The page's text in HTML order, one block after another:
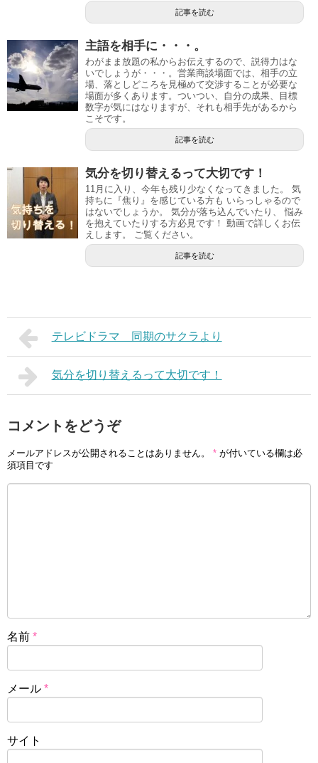
記事を読む
主語を相手に・・・。
わがまま放題の私からお伝えするので、説得力はな
いでしょうが・・・。営業商談場面では、相手の立
場、落としどころを見極めて交渉することが必要な
場面が多くあります。ついつい、自分の成果、目標
数字が気にはなりますが、それも相手先があるから
こそです。
記事を読む
気分を切り替えるって大切です！
11月に入り、今年も残り少なくなってきました。 気
持ちに『焦り』を感じている方も いらっしゃるので
はないでしょうか。 気分が落ち込んでいたり、 悩み
を抱えていたりする方必見です！ 動画で詳しくお伝
えします。 ご覧ください。
記事を読む
テレビドラマ 同期のサクラより
気分を切り替えるって大切です！
コメントをどうぞ
メールアドレスが公開されることはありません。 * が付いている欄は必
須項目です
名前 *
メール *
サイト